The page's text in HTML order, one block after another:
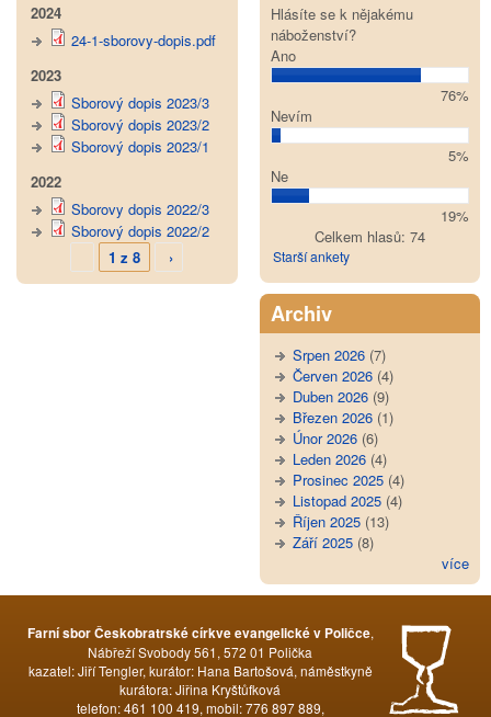
2024
24-1-sborovy-dopis.pdf
2023
Sborový dopis 2023/3
Sborový dopis 2023/2
Sborový dopis 2023/1
2022
Sborovy dopis 2022/3
Sborový dopis 2022/2
1 z 8
›
Hlásíte se k nějakému
náboženství?
Ano
76%
Nevím
5%
Ne
19%
Celkem hlasů: 74
Starší ankety
Archiv
Srpen 2026(7)
Červen 2026(4)
Duben 2026(9)
Březen 2026(1)
Únor 2026(6)
Leden 2026(4)
Prosinec 2025(4)
Listopad 2025(4)
Říjen 2025(13)
Září 2025(8)
více
Farní sbor Českobratrské církve evangelické v Poličce,
Nábřeží Svobody 561, 572 01 Polička
kazatel: Jiří Tengler, kurátor: Hana Bartošová, náměstkyně
kurátora: Jiřina Kryštůfková
telefon: 461 100 419, mobil: 776 897 889,